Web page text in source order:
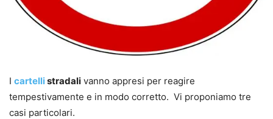
I cartellistradali vanno appresi per reagire
tempestivamente e in modo corretto. Vi proponiamo tre
casi particolari.